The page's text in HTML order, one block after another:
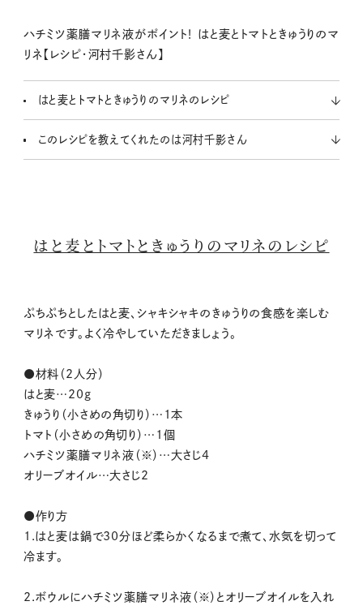
t
ハチミツ薬膳マリネ液がポイント！ はと麦とトマトときゅうりのマ
リネ【レシピ・河村千影さん】
はと麦とトマトときゅうりのマリネのレシピ
このレシピを教えてくれたのは河村千影さん
はと麦とトマトときゅうりのマリネのレシピ
ぷちぷちとしたはと麦、シャキシャキのきゅうりの食感を楽しむ
マリネです。よく冷やしていただきましょう。
●材料（2人分）
はと麦…20g
きゅうり（小さめの角切り）…1本
トマト（小さめの角切り）…1個
ハチミツ薬膳マリネ液（※）…大さじ4
オリーブオイル…大さじ2
●作り方
1.はと麦は鍋で30分ほど柔らかくなるまで煮て、水気を切って
冷ます。
2.ボウルにハチミツ薬膳マリネ液（※）とオリーブオイルを入れ